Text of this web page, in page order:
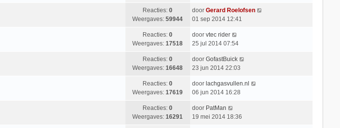
Reacties:0
Weergaves:59944
door Gerard Roelofsen
01 sep 2014 12:41
Reacties:0
Weergaves:17518
door vtec rider
25 jul 2014 07:54
Reacties:0
Weergaves:16648
door GofastBuick
23 jun 2014 22:03
Reacties:0
Weergaves:17619
door lachgasvullen.nl
06 jun 2014 16:28
Reacties:0
Weergaves:16291
door PatMan
19 mei 2014 18:36